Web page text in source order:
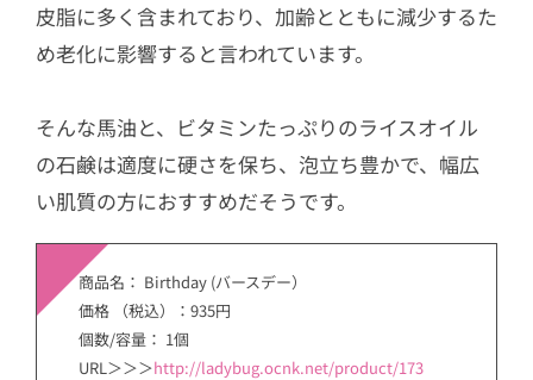
皮脂に多く含まれており、加齢とともに減少するた
め老化に影響すると言われています。
そんな馬油と、ビタミンたっぷりのライスオイル
の石鹸は適度に硬さを保ち、泡立ち豊かで、幅広
い肌質の方におすすめだそうです。
商品名： Birthday (バースデー）
価格 （税込）：935円
個数/容量： 1個
URL＞＞＞http://ladybug.ocnk.net/product/173